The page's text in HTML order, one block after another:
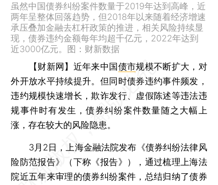
虽然中国债券纠纷案件数量于2019年达到高峰，近
两年呈整体回落趋势，但2018年以来随着经济增速
承压叠加金融去杠杆政策的推进，相关风险持续显
现，债券违约金额每年均超千亿元，2022年达到
近3000亿元。图：财新数据
【财新网】 近年来中国债市规模不断扩大，对
外开放水平持续提升。但同时债券违约事件频发，
违约规模快速增长，欺诈发行、虚假陈述等违法违
规事件时有发生，债券纠纷案件数量随之大幅上
涨，存在较大的风险隐患。
3月2日，上海金融法院发布《债券纠纷法律风
险防范报告》（下称《报告》），通过梳理上海法
院近五年来审理的债券纠纷案件，总结归纳了债券